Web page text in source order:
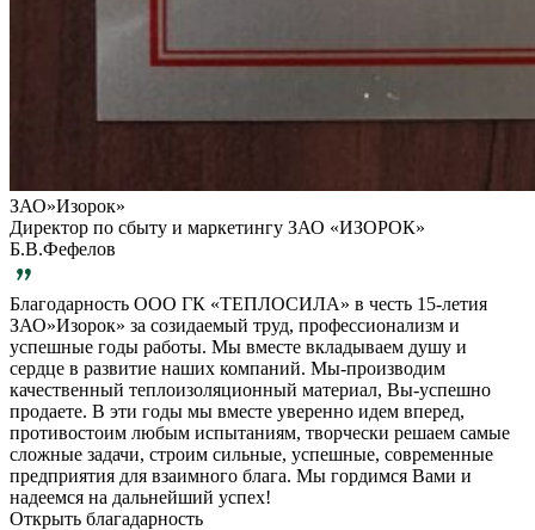
ЗАО»Изорок»
Директор по сбыту и маркетингу ЗАО «ИЗОРОК»
Б.В.Фефелов
Благодарность ООО ГК «ТЕПЛОСИЛА» в честь 15-летия
ЗАО»Изорок» за созидаемый труд, профессионализм и
успешные годы работы. Мы вместе вкладываем душу и
сердце в развитие наших компаний. Мы-производим
качественный теплоизоляционный материал, Вы-успешно
продаете. В эти годы мы вместе уверенно идем вперед,
противостоим любым испытаниям, творчески решаем самые
сложные задачи, строим сильные, успешные, современные
предприятия для взаимного блага. Мы гордимся Вами и
надеемся на дальнейший успех!
Открыть благадарность